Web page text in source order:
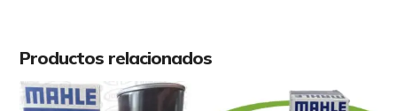
Productos relacionados